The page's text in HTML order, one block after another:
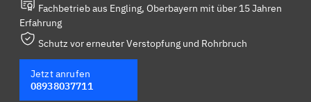
Fachbetrieb aus Engling, Oberbayern mit über 15 Jahren
Erfahrung
Schutz vor erneuter Verstopfung und Rohrbruch
Jetzt anrufen
08938037711